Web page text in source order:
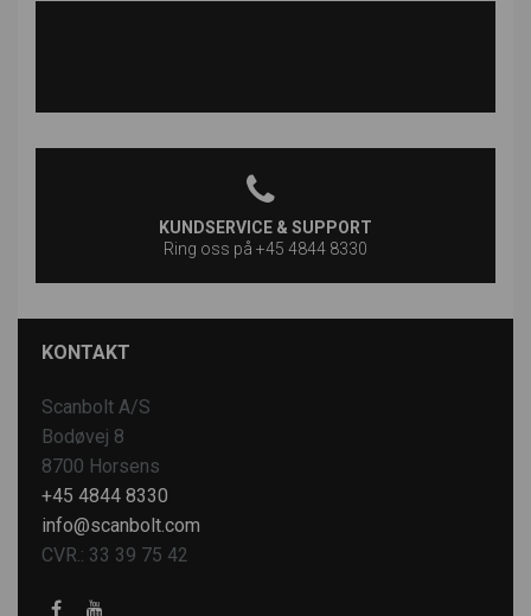
KUNDSERVICE & SUPPORT
Ring oss på +45 4844 8330
KONTAKT
Scanbolt A/S
Bodøvej 8
8700 Horsens
+45 4844 8330
info@scanbolt.com
CVR.: 33 39 75 42